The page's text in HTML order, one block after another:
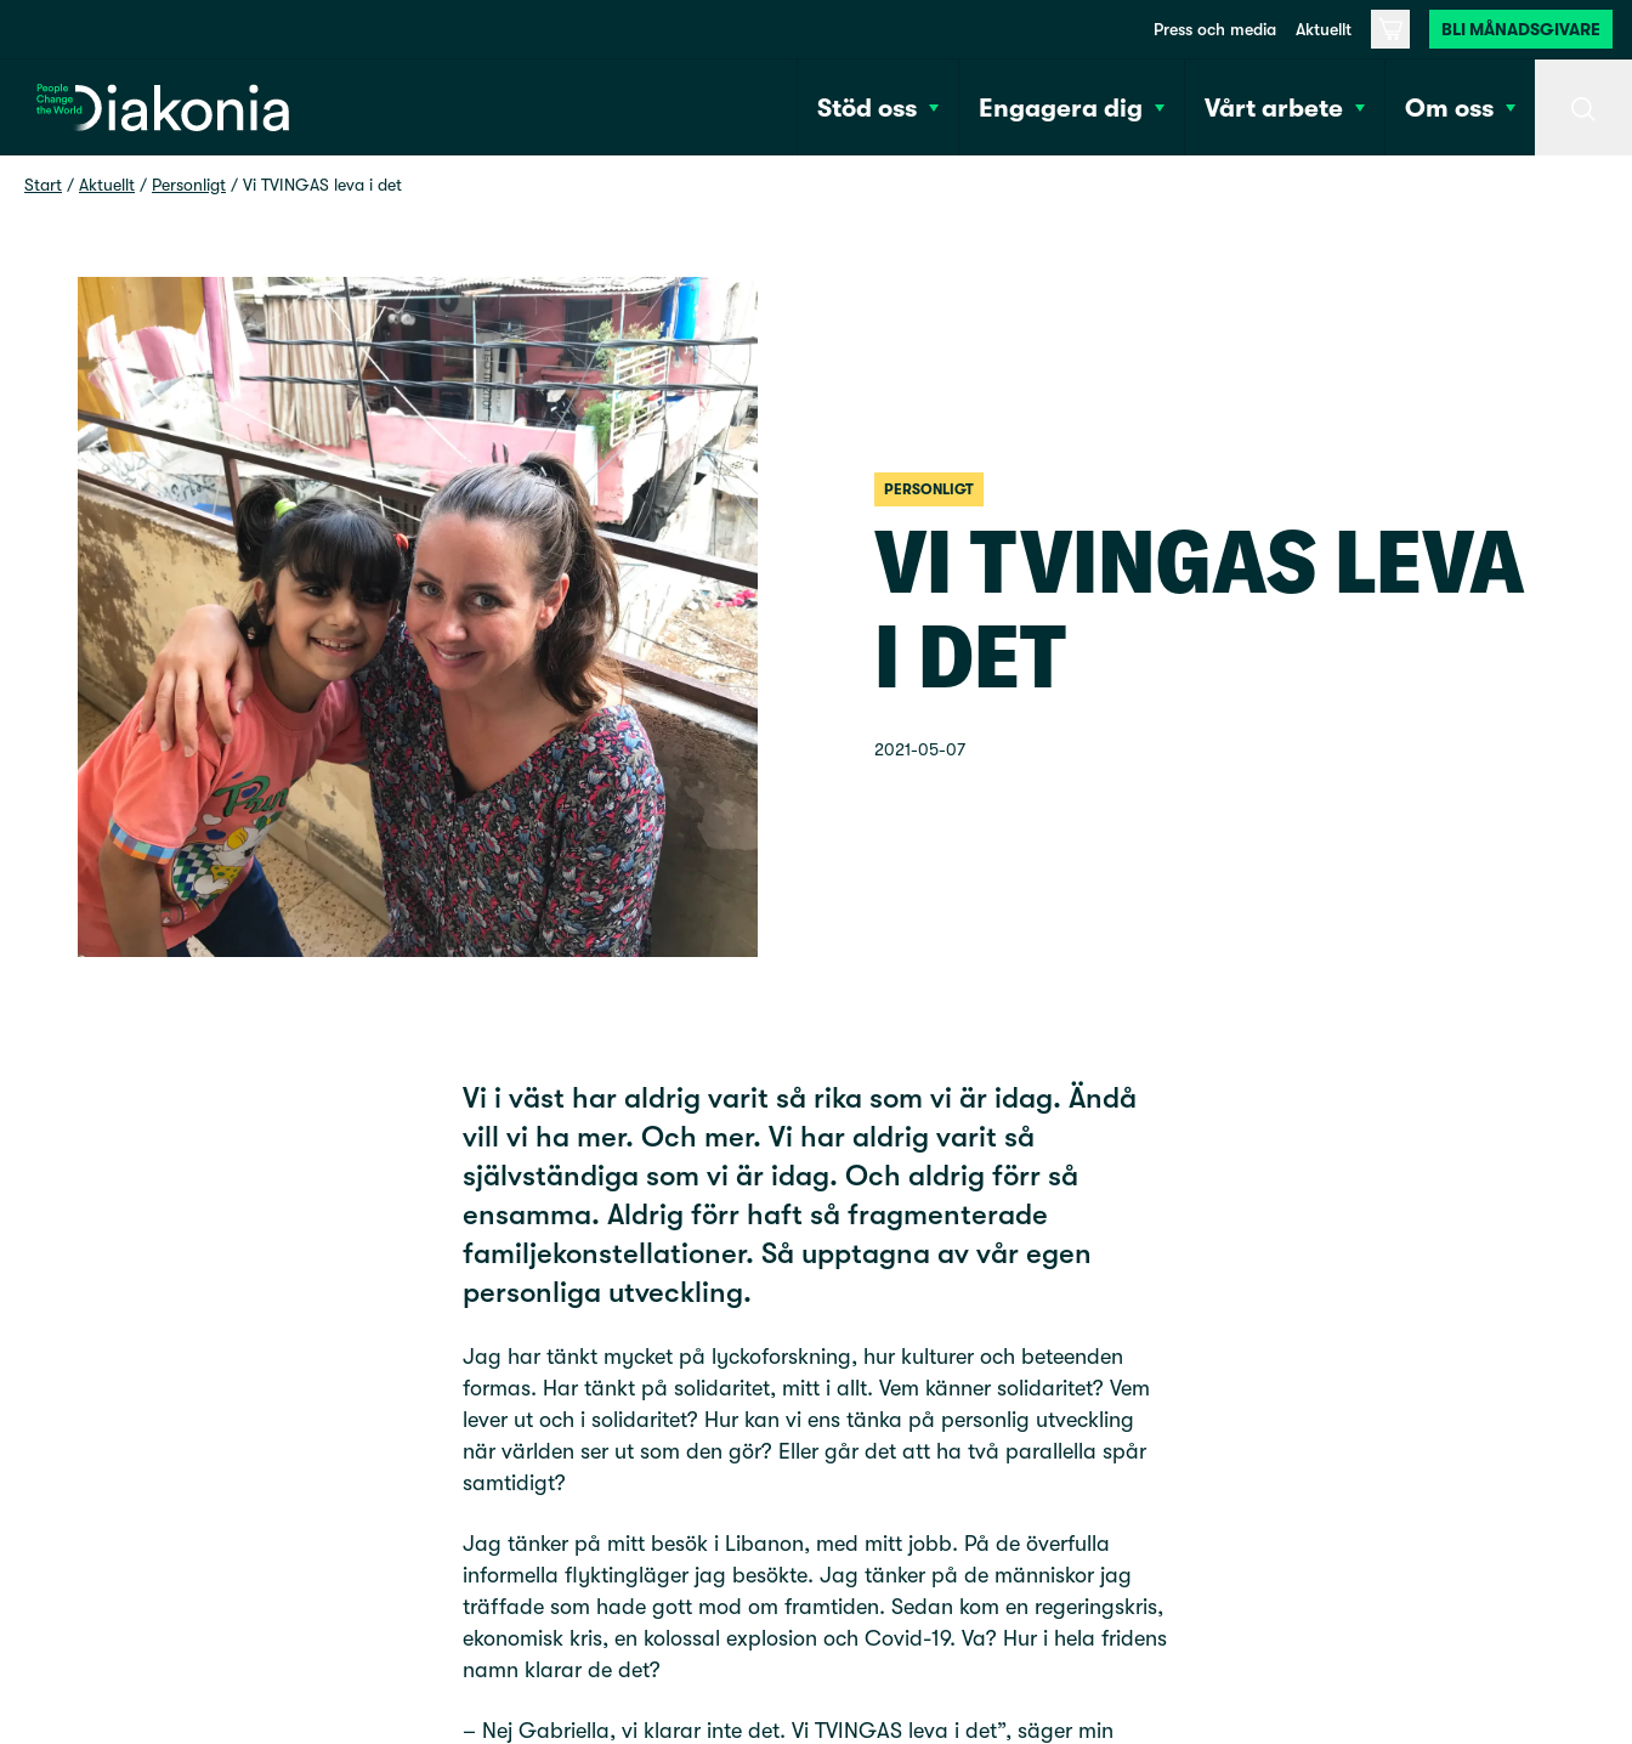
Press och media Aktuellt
Varukorg
BLI MÅNADSGIVARE
Hem Stöd oss Engagera dig Vårt arbete Om oss
Start / Aktuellt / Personligt / Vi TVINGAS leva i det
PERSONLIGT
VI TVINGAS LEVA
I DET
2021-05-07
Vi i väst har aldrig varit så rika som vi är idag. Ändå
vill vi ha mer. Och mer. Vi har aldrig varit så
självständiga som vi är idag. Och aldrig förr så
ensamma. Aldrig förr haft så fragmenterade
familjekonstellationer. Så upptagna av vår egen
personliga utveckling.
Jag har tänkt mycket på lyckoforskning, hur kulturer och beteenden
formas. Har tänkt på solidaritet, mitt i allt. Vem känner solidaritet? Vem
lever ut och i solidaritet? Hur kan vi ens tänka på personlig utveckling
när världen ser ut som den gör? Eller går det att ha två parallella spår
samtidigt?
Jag tänker på mitt besök i Libanon, med mitt jobb. På de överfulla
informella flyktingläger jag besökte. Jag tänker på de människor jag
träffade som hade gott mod om framtiden. Sedan kom en regeringskris,
ekonomisk kris, en kolossal explosion och Covid-19. Va? Hur i hela fridens
namn klarar de det?
– Nej Gabriella, vi klarar inte det. Vi TVINGAS leva i det”, säger min